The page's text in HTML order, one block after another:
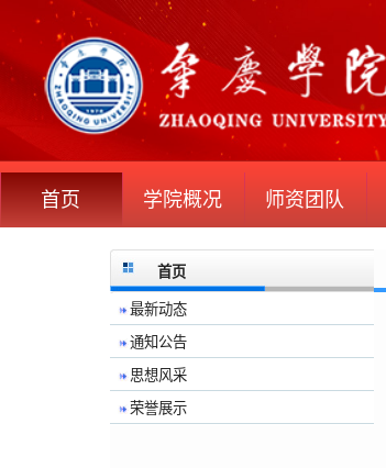
首页 学院概况 师资团队
首页
最新动态
通知公告
思想风采
荣誉展示